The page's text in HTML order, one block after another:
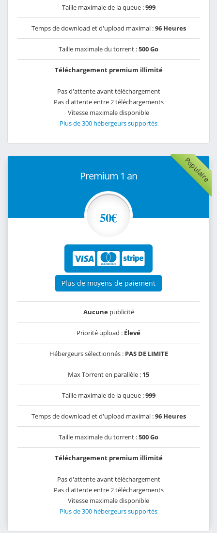
Taille maximale de la queue :999
Temps de download et d'upload maximal :96 Heures
Taille maximale du torrent :500 Go
Téléchargement premium illimité
Pas d'attente avant téléchargement
Pas d'attente entre 2 téléchargements
Vitesse maximale disponible
Plus de 300 hébergeurs supportés
Populaire
Premium 1 an
50€
Plus de moyens de paiement
Aucunepublicité
Priorité upload : Élevé
Hébergeurs sélectionnés : PAS DE LIMITE
Max Torrent en parallèle : 15
Taille maximale de la queue :999
Temps de download et d'upload maximal :96 Heures
Taille maximale du torrent :500 Go
Téléchargement premium illimité
Pas d'attente avant téléchargement
Pas d'attente entre 2 téléchargements
Vitesse maximale disponible
Plus de 300 hébergeurs supportés